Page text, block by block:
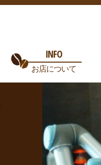
INFO
お店について